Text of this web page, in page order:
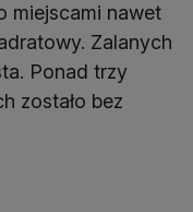
miejscami nawet
Zalanych
Ponad trzy
zostało bez